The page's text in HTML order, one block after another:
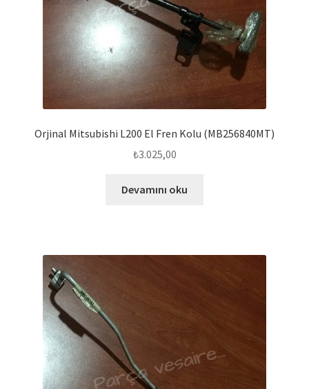
Orjinal Mitsubishi L200 El Fren Kolu (MB256840MT)
₺3.025,00
Devamını oku